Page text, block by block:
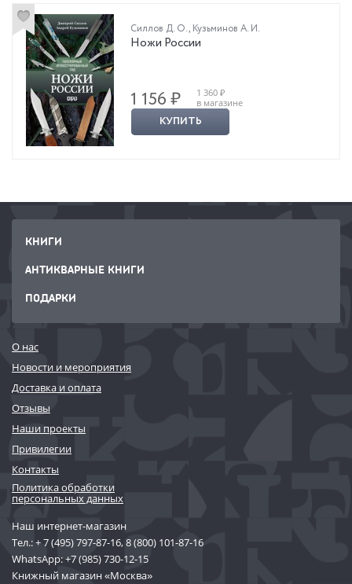
Силлов Д. О., Кузьминов А. И.
Ножи России
1 156 ₽
1 360 ₽
в магазине
КУПИТЬ
КНИГИ
АНТИКВАРНЫЕ КНИГИ
ПОДАРКИ
О нас
Новости и мероприятия
Доставка и оплата
Отзывы
Наши проекты
Привилегии
Контакты
Политика обработки
персональных данных
Наш интернет-магазин
Тел.:+ 7 (495) 797-87-16,8 (800) 101-87-16
WhatsApp:+7 (985) 730-12-15
Книжный магазин «Москва»